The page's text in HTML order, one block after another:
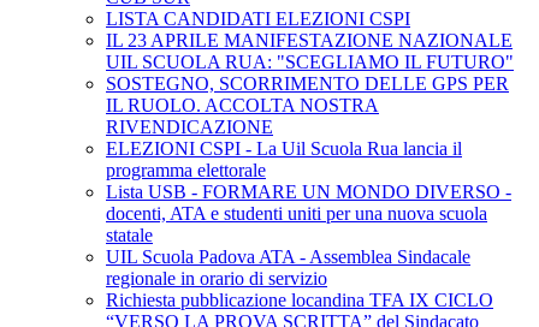
LISTA CANDIDATI ELEZIONI CSPI
IL 23 APRILE MANIFESTAZIONE NAZIONALE
UIL SCUOLA RUA: "SCEGLIAMO IL FUTURO"
SOSTEGNO, SCORRIMENTO DELLE GPS PER
IL RUOLO. ACCOLTA NOSTRA
RIVENDICAZIONE
ELEZIONI CSPI - La Uil Scuola Rua lancia il
programma elettorale
Lista USB - FORMARE UN MONDO DIVERSO -
docenti, ATA e studenti uniti per una nuova scuola
statale
UIL Scuola Padova ATA - Assemblea Sindacale
regionale in orario di servizio
Richiesta pubblicazione locandina TFA IX CICLO
“VERSO LA PROVA SCRITTA” del Sindacato